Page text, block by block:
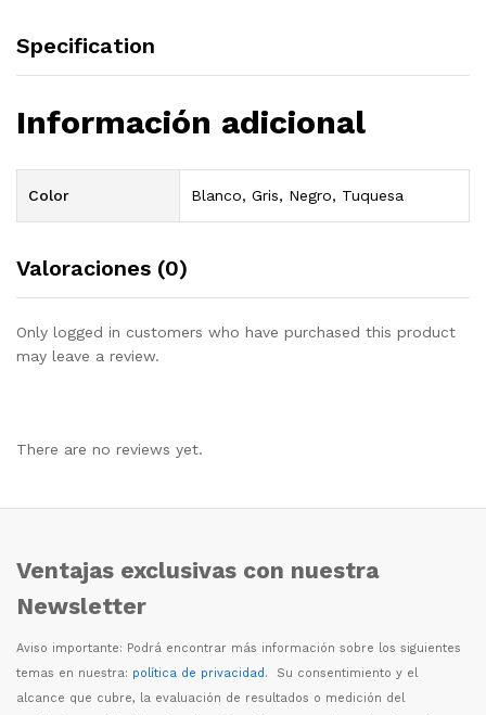
Specification
Información adicional
Color Blanco, Gris, Negro, Tuquesa
Valoraciones (0)
Only logged in customers who have purchased this product
may leave a review.
There are no reviews yet.
Ventajas exclusivas con nuestra
Newsletter
Aviso importante: Podrá encontrar más información sobre los siguientes
temas en nuestra: política de privacidad. Su consentimiento y el
alcance que cubre, la evaluación de resultados o medición del